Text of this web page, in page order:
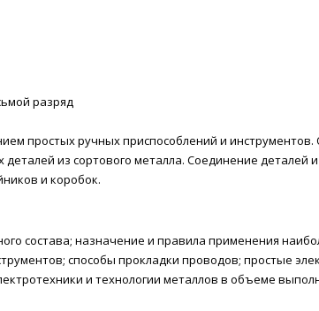
разряд
простых ручных приспособлений и
из сортового металла. Соединение деталей
и коробок.
состава; назначение и правила применения
способы прокладки проводов; простые
и технологии металлов в объеме